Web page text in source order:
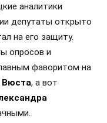
аналитики
депутаты открыто
на его защиту.
опросов и
фаворитом на
Вюста, а вот